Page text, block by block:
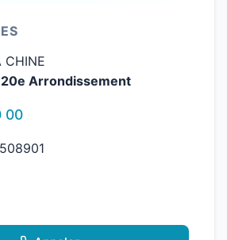
CHINE
Arrondissement
00